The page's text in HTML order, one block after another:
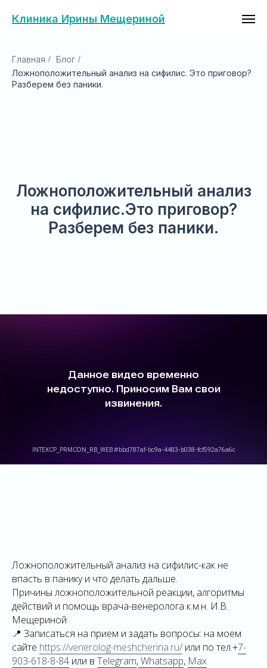
Клиника Ирины Мещериной
Главная / Блог /
Ложноположительный анализ на сифилис. Это приговор?
Разберем без паники.
Ложноположительный анализ
на сифилис.Это приговор?
Разберем без паники.
Ложноположительный анализ на сифилис-как не
впасть в панику и что делать дальше.
Причины ложноположительной реакции, алгоритмы
действий и помощь врача-венеролога к.м.н. И.В.
Мещериной
📍 Записаться на прием и задать вопросы: на моем
сайте https://venerolog-meshcherina.ru/ или по тел.+7-
903-618-8-84 или в Telegram,Whatsapp, Max